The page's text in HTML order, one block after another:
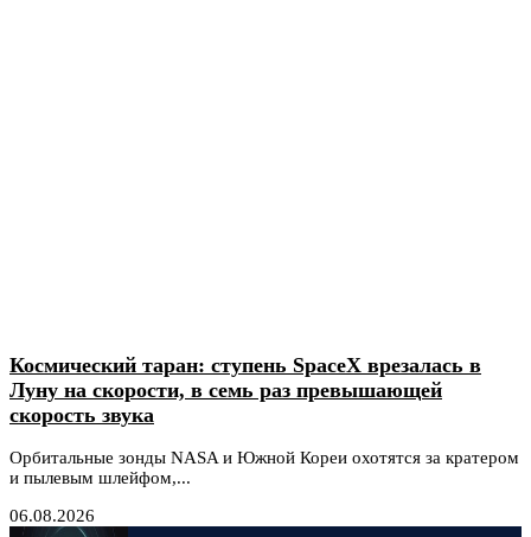
Космический таран: ступень SpaceX врезалась в
Луну на скорости, в семь раз превышающей
скорость звука
Орбитальные зонды NASA и Южной Кореи охотятся за кратером
и пылевым шлейфом,...
06.08.2026